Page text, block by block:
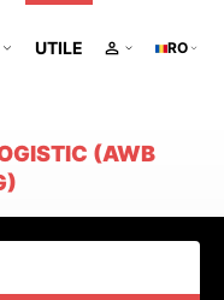
UTILE RO
(AWB